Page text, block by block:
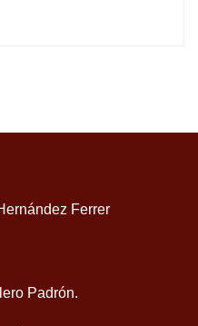
Ferrer
Padrón.